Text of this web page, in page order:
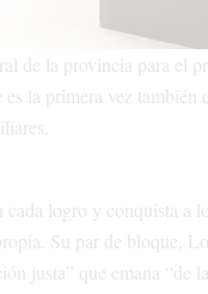
de la provincia para el
la primera vez
logro y conquista a
Su par de bloque,
justa” que emana “de